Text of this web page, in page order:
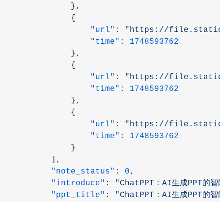
            },
            {
                "url"
:
"https://
                "time"
: 1748593762
            },
            {
                "url"
:
"https://
                "time"
: 1748593762
            },
            {
                "url"
:
"https://
                "time"
: 1748593762
            }
        ],
        "note_status"
: 0,
        "introduce"
:
"ChatPPT：AI生成PPT的智
        "ppt_title"
:
"ChatPPT：AI生成PPT的